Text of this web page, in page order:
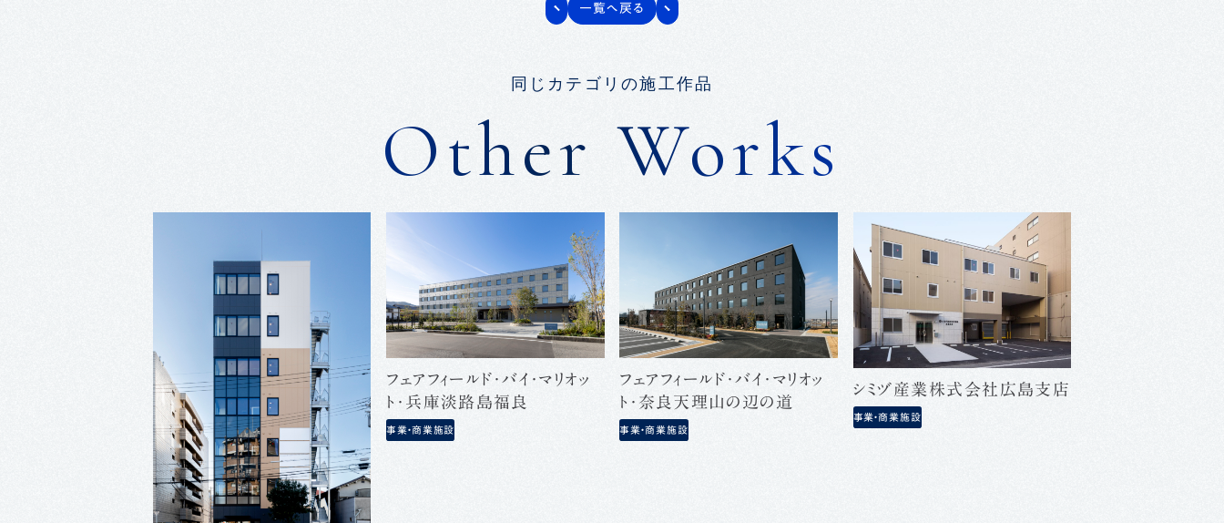
一覧へ戻る
同じカテゴリの施工作品
Other Works
フェアフィールド･バイ･マリオッ
ト･兵庫淡路島福良
事業・商業施設
フェアフィールド･バイ･マリオッ
ト･奈良天理山の辺の道
事業・商業施設
シミヅ産業株式会社広島支店
事業・商業施設